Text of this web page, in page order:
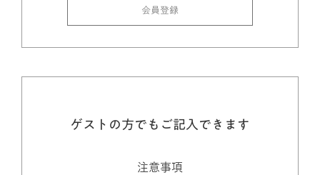
会員登録
ゲストの方でもご記入できます
注意事項